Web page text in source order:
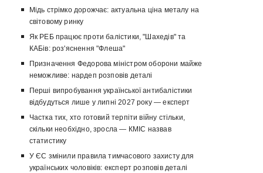
Мідь стрімко дорожчає: актуальна ціна металу на
світовому ринку
Як РЕБ працює проти балістики, "Шахедів" та
КАБів: роз'яснення "Флеша"
Призначення Федорова міністром оборони майже
неможливе: нардеп розповів деталі
Перші випробування української антибалістики
відбудуться лише у липні 2027 року — експерт
Частка тих, хто готовий терпіти війну стільки,
скільки необхідно, зросла — КМІС назвав
статистику
У ЄС змінили правила тимчасового захисту для
українських чоловіків: експерт розповів деталі